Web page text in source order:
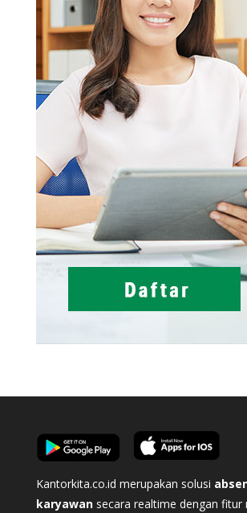
Kantorkita.co.id merupakan solusi
karyawan secara realtime dengan